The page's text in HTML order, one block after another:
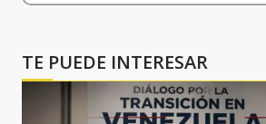
TE PUEDE INTERESAR